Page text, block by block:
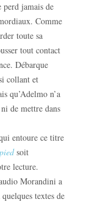
jamais de
Comme
toute sa
tout contact
Débarque
collant et
qu’Adelmo n’a
de mettre dans
entoure ce titre
soit
lecture.
Morandini a
textes de